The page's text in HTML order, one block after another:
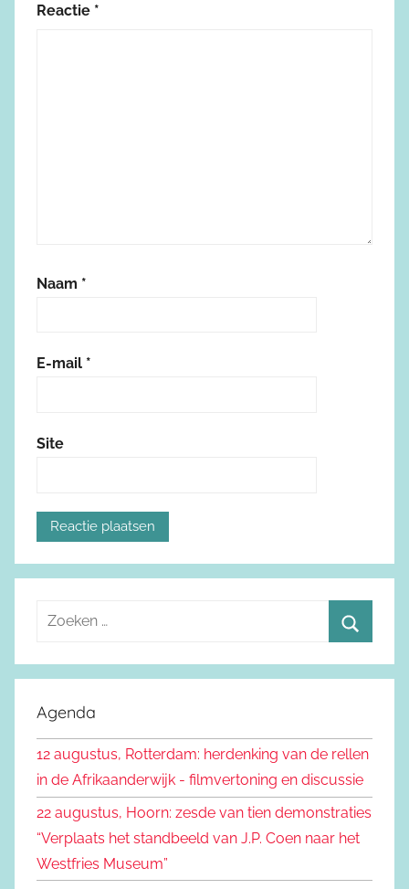
Reactie *
Naam *
E-mail *
Site
e
e
n
a
:
o
e
n
Agenda
12 augustus, Rotterdam: herdenking van de rellen
in de Afrikaanderwijk - filmvertoning en discussie
22 augustus, Hoorn: zesde van tien demonstraties
“Verplaats het standbeeld van J.P. Coen naar het
Westfries Museum”